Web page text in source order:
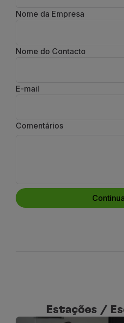
Nome da Empresa
Nome do Contacto
E-mail
Comentários
Estações /